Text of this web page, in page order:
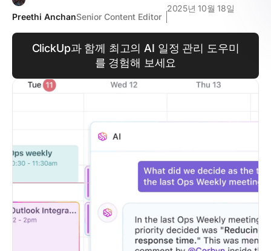
Preethi AnchanSenior Content Editor
2025년 10월 18일
ClickUp과 함께 최고의 AI 일정 관리 도우미
를 경험해 보세요